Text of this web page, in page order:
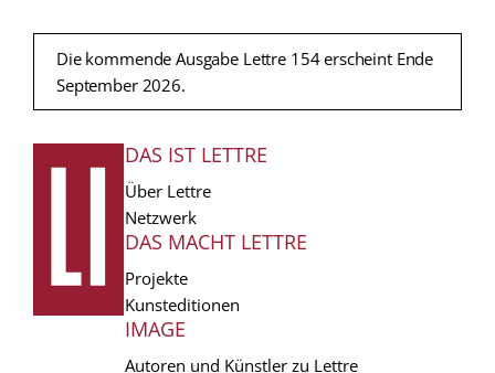
Die kommende Ausgabe Lettre 154 erscheint Ende
September 2026.
FUSSZEILE
DAS IST LETTRE
Über Lettre
Netzwerk
DAS MACHT LETTRE
Projekte
Kunsteditionen
IMAGE
Autoren und Künstler zu Lettre